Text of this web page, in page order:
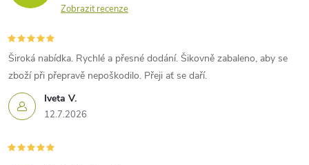
Zobrazit recenze
Iveta V.
12.7.2026
Široká nabídka. Rychlé a přesné dodání. Šikovně zabaleno, aby se
zboží při přepravě nepoškodilo. Přeji ať se daří.